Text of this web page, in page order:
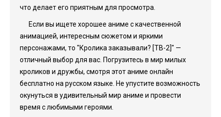
что делает его приятным для просмотра.
Если вы ищете хорошее аниме с качественной
анимацией, интересным сюжетом и яркими
персонажами, то "Кролика заказывали? [ТВ-2]" —
отличный выбор для вас. Погрузитесь в мир милых
кроликов и дружбы, смотря этот аниме онлайн
бесплатно на русском языке. Не упустите возможность
окунуться в удивительный мир аниме и провести
время с любимыми героями.